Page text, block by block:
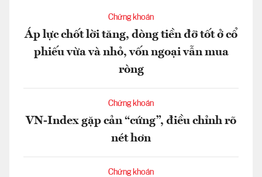
Chứng khoán
Áp lực chốt lời tăng, dòng tiền đỡ tốt ở cổ
phiếu vừa và nhỏ, vốn ngoại vẫn mua
ròng
Chứng khoán
VN-Index gặp cản “cứng”, điều chỉnh rõ
nét hơn
Chứng khoán